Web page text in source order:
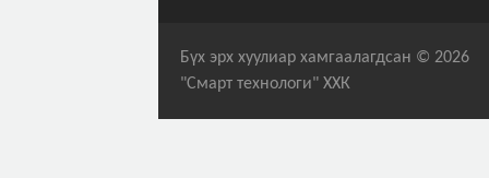
Бүх эрх хуулиар хамгаалагдсан © 2026
"Смарт технологи" ХХК